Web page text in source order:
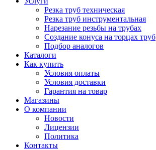
Резка труб техническая
Резка труб инструментальная
Нарезание резьбы на трубах
Создание конуса на торцах труб
Подбор аналогов
Каталоги
Как купить
Условия оплаты
Условия доставки
Гарантия на товар
Магазины
О компании
Новости
Лицензии
Политика
Контакты